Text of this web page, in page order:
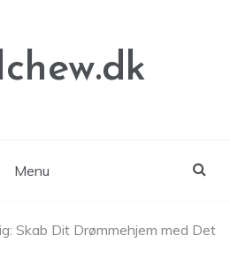
Menu
Skab Dit Drømmehjem med Det